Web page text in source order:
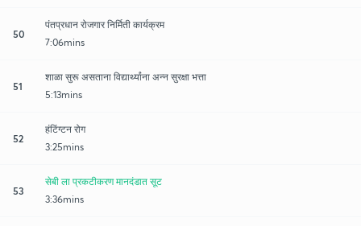
50
पंतप्रधान रोजगार निर्मिती कार्यक्रम
7:06mins
51
शाळा सुरू असताना विद्यार्थ्यांना अन्न सुरक्षा भत्ता
5:13mins
52
हंटिंग्टन रोग
3:25mins
53
सेबी ला प्रकटीकरण मानदंडात सूट
3:36mins